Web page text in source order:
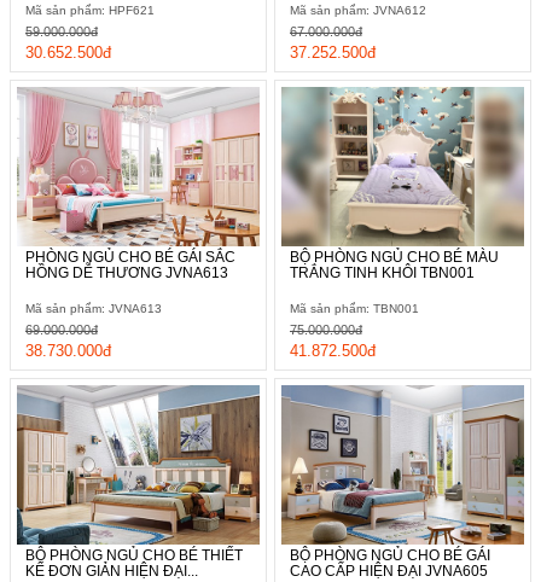
Thiết kế tủ quần áo gỗ chắc chắn, dễ dàng bố trí
Với việc gia công hoàn toàn từ gỗ tự nhiên, mẫutủ quần áo cho
bé HPF619Qnày mang đến một không gian bảo quản quần áo,
vật dụng các nhân của các bé vô cùng chắc chắn. Thêm vào đó
với đường nét đơn giản và màu sắc trang nhã nên việc bố trí
hay kết hợp chúng với các món đồ khác trong phòng cũng trở
nên dễ dàng hơn.
Mã sản phẩm: HPF621
30.652.500đ
59.000.000đ
Mã sản phẩm: JVNA612
37.252.500đ
67.000.000đ
PHÒNG NGỦ CHO BÉ GÁI SẮC
HỒNG DỄ THƯƠNG JVNA613
Mã sản phẩm: JVNA613
38.730.000đ
69.000.000đ
BỘ PHÒNG NGỦ CHO BÉ MÀU
TRẮNG TINH KHÔI TBN001
Mã sản phẩm: TBN001
41.872.500đ
75.000.000đ
BỘ PHÒNG NGỦ CHO BÉ THIẾT
KẾ ĐƠN GIẢN HIỆN ĐẠI...
BỘ PHÒNG NGỦ CHO BÉ GÁI
CAO CẤP HIỆN ĐẠI JVNA605